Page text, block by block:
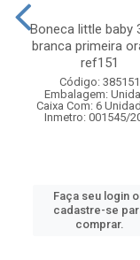
Boneca little baby
branca primeira
ref151
Código: 385151
Embalagem:
Caixa Com: 6
Inmetro: 001545/
Faça seu login
cadastre-se
comprar.